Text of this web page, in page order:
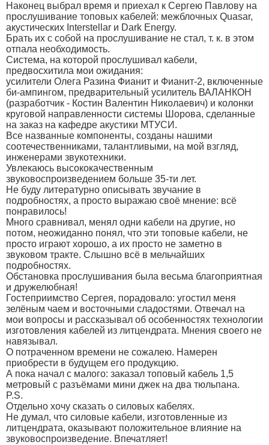
Наконец выбрал время и приехал к Сергею Павлову на
прослушивание топовых кабелей: межблочных Quasar,
акустических Interstellar и Dark Energy.
Брать их с собой на прослушивание не стал, т. к. в этом
отпала необходимость.
Система, на которой прослушивал кабели,
предвосхитила мои ожидания:
усилители Олега Разина Фианит и Фианит-2, включенные
би-ампингом, предварительный усилитель ВАЛАНКОН
(разработчик - Костин Валентин Николаевич) и колонки
круговой направленности системы Шорова, сделанные
на заказ на кафедре акустики МТУСИ.
Все названные компоненты, созданы нашими
соотечественниками, талантливыми, на мой взгляд,
инженерами звукотехники.
Увлекаюсь высококачественным
звуковоспроизведением больше 35-ти лет.
Не буду литературно описывать звучание в
подробностях, а просто выражаю своё мнение: всё
понравилось!
Много сравнивал, менял одни кабели на другие, но
потом, неожиданно понял, что эти топовые кабели, не
просто играют хорошо, а их просто не заметно в
звуковом тракте. Слышно всё в мельчайших
подробностях.
Обстановка прослушивания была весьма благоприятная
и дружелюбная!
Гостеприимство Сергея, порадовало: угостил меня
зелёным чаем и восточными сладостями. Отвечал на
мои вопросы и рассказывал об особенностях технологии
изготовления кабелей из литцендрата. Мнения своего не
навязывал.
О потраченном времени не сожалею. Намерен
приобрести в будущем его продукцию.
А пока начал с малого: заказал топовый кабель 1,5
метровый с разъёмами мини джек на два тюльпана.
P.S.
Отдельно хочу сказать о силовых кабелях.
Не думал, что силовые кабели, изготовленные из
литцендрата, оказывают положительное влияние на
звуковоспроизведение. Впечатляет!